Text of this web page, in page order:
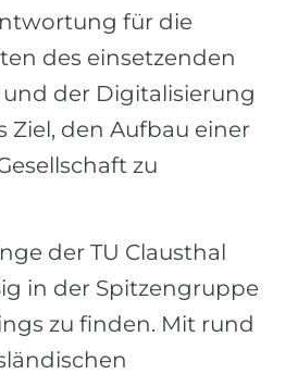
für die
des einsetzenden
der Digitalisierung
Ziel, den Aufbau einer
zu
der TU Clausthal
in der Spitzengruppe
zu finden. Mit rund